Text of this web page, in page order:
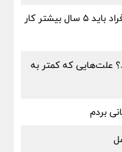
شرط جدید بازنشستگی اجرایی شد؛ این افراد باید ۵ سال بیشتر کار
علت‌هایی که کمتر به
بردم